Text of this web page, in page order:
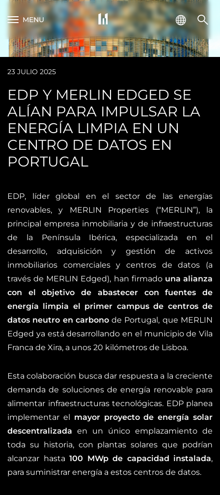
MENU
23 JULIO 2025
EDP Y MERLIN EDGED SE
ALÍAN PARA IMPULSAR LA
ENERGÍA LIMPIA EN UN
CENTRO DE DATOS EN
PORTUGAL
EDP, líder global en el sector de las energías
renovables, y MERLIN Properties (“MERLIN”), la
principal empresa inmobiliaria y de infraestructuras
de la Península Ibérica, especializada en el
desarrollo, adquisición y gestión de activos
inmobiliarios comerciales y centros de datos (a
través de MERLIN Edged), han firmado una alianza
con el objetivo de abastecer con fuentes de
energía limpia el primer campus de centros de
datos neutro en carbonode Portugal, que MERLIN
Edged ya está desarrollando en el municipio de Vila
Franca de Xira, a unos 20 kilómetros de Lisboa.
Esta colaboración busca dar respuesta a la creciente
demanda de soluciones de energía renovable para
alimentar infraestructuras tecnológicas. EDP planea
implementar el mayor proyecto de energía solar
descentralizada en un único emplazamiento de
toda su historia, con plantas solares que podrían
alcanzar hasta 100 MWp de capacidad instalada,
para suministrar energía a estos centros de datos.